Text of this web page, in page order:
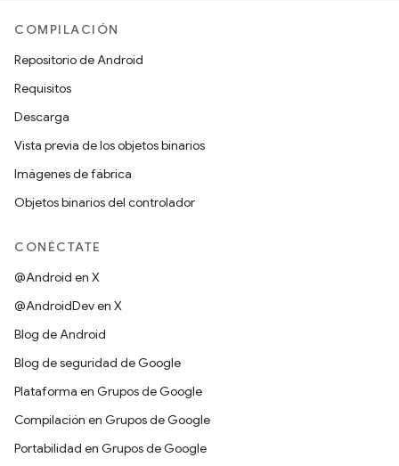
COMPILACIÓN
Repositorio de Android
Requisitos
Descarga
Vista previa de los objetos binarios
Imágenes de fábrica
Objetos binarios del controlador
CONÉCTATE
@Android en X
@AndroidDev en X
Blog de Android
Blog de seguridad de Google
Plataforma en Grupos de Google
Compilación en Grupos de Google
Portabilidad en Grupos de Google